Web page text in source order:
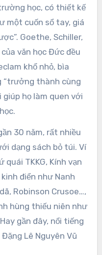
học, có thiết kế
một cuốn sổ tay, giá
Goethe, Schiller,
văn học Đức đều
khổ nhỏ, bìa
“trưởng thành cùng
giúp họ làm quen với
30 năm, rất nhiều
dạng sách bỏ túi. Ví
quái TKKG, Kính vạn
điển như Nanh
Robinson Crusoe…,
hùng thiếu niên như
gần đây, nổi tiếng
Lê Nguyên Vũ